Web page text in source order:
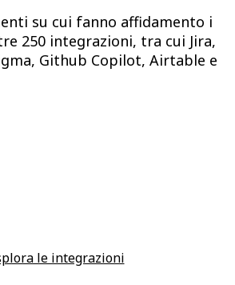
su cui fanno affidamento i
250 integrazioni, tra cui Jira,
Github Copilot, Airtable e
le integrazioni